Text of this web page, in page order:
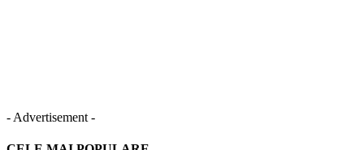
- Advertisement -